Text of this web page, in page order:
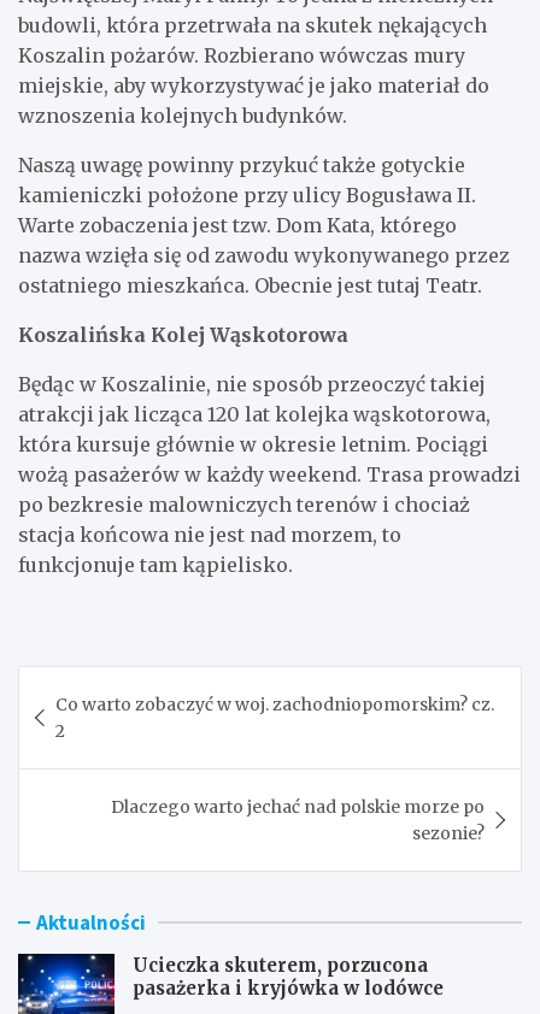
budowli, która przetrwała na skutek nękających
Koszalin pożarów. Rozbierano wówczas mury
miejskie, aby wykorzystywać je jako materiał do
wznoszenia kolejnych budynków.
Naszą uwagę powinny przykuć także gotyckie
kamieniczki położone przy ulicy Bogusława II.
Warte zobaczenia jest tzw. Dom Kata, którego
nazwa wzięła się od zawodu wykonywanego przez
ostatniego mieszkańca. Obecnie jest tutaj Teatr.
Koszalińska Kolej Wąskotorowa
Będąc w Koszalinie, nie sposób przeoczyć takiej
atrakcji jak licząca 120 lat kolejka wąskotorowa,
która kursuje głównie w okresie letnim. Pociągi
wożą pasażerów w każdy weekend. Trasa prowadzi
po bezkresie malowniczych terenów i chociaż
stacja końcowa nie jest nad morzem, to
funkcjonuje tam kąpielisko.
wpisu
Co warto zobaczyć w woj. zachodniopomorskim? cz.
2
Dlaczego warto jechać nad polskie morze po
sezonie?
Aktualności
Ucieczka skuterem, porzucona
pasażerka i kryjówka w lodówce